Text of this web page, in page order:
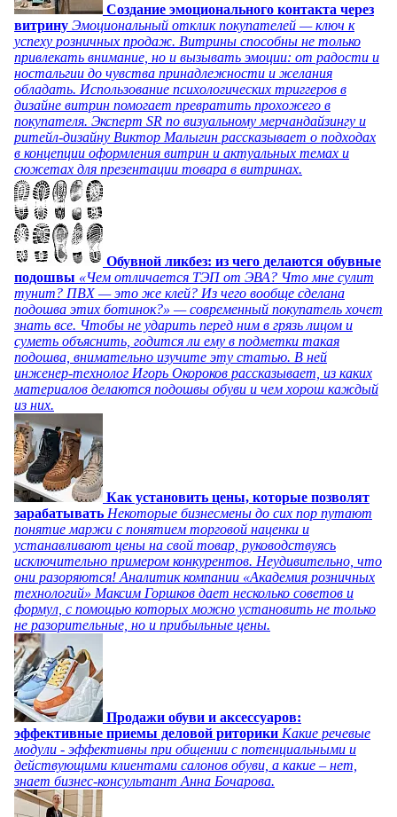
Создание эмоционального контакта через
витрину Эмоциональный отклик покупателей — ключ к
успеху розничных продаж. Витрины способны не только
привлекать внимание, но и вызывать эмоции: от радости и
ностальгии до чувства принадлежности и желания
обладать. Использование психологических триггеров в
дизайне витрин помогает превратить прохожего в
покупателя. Эксперт SR по визуальному мерчандайзингу и
ритейл-дизайну Виктор Малыгин рассказывает о подходах
в концепции оформления витрин и актуальных темах и
сюжетах для презентации товара в витринах.
Обувной ликбез: из чего делаются обувные
подошвы «Чем отличается ТЭП от ЭВА? Что мне сулит
тунит? ПВХ — это же клей? Из чего вообще сделана
подошва этих ботинок?» — современный покупатель хочет
знать все. Чтобы не ударить перед ним в грязь лицом и
суметь объяснить, годится ли ему в подметки такая
подошва, внимательно изучите эту статью. В ней
инженер-технолог Игорь Окороков рассказывает, из каких
материалов делаются подошвы обуви и чем хорош каждый
из них.
Как установить цены, которые позволят
зарабатывать Некоторые бизнесмены до сих пор путают
понятие маржи с понятием торговой наценки и
устанавливают цены на свой товар, руководствуясь
исключительно примером конкурентов. Неудивительно, что
они разоряются! Аналитик компании «Академия розничных
технологий» Максим Горшков дает несколько советов и
формул, с помощью которых можно установить не только
не разорительные, но и прибыльные цены.
Продажи обуви и аксессуаров:
эффективные приемы деловой риторики Какие речевые
модули - эффективны при общении с потенциальными и
действующими клиентами салонов обуви, а какие – нет,
знает бизнес-консультант Анна Бочарова.